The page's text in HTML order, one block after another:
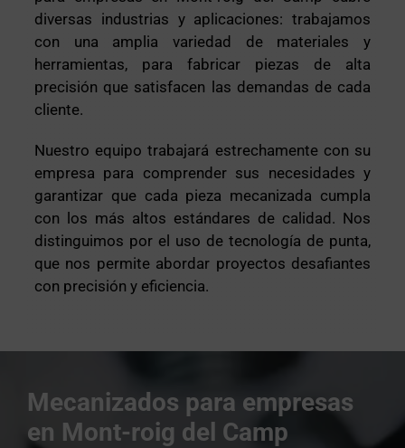
diversas industrias y aplicaciones: trabajamos
con una amplia variedad de materiales y
herramientas, para fabricar piezas de alta
precisión que satisfacen las demandas de cada
cliente.
Nuestro equipo trabajará estrechamente con su
empresa para comprender sus necesidades y
garantizar que cada pieza mecanizada cumpla
con los más altos estándares de calidad. Nos
distinguimos por el uso de tecnología de punta,
que nos permite abordar proyectos desafiantes
con precisión y eficiencia.
Mecanizados para empresas
en Mont-roig del Camp